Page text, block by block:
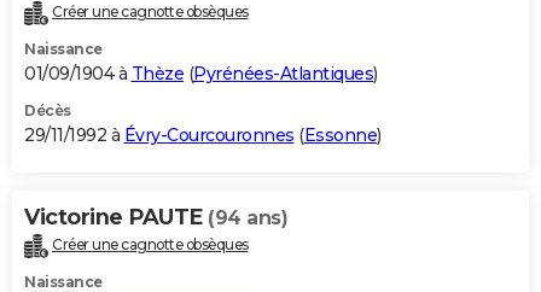
Créer une cagnotte obsèques
Naissance
01/09/1904 à Thèze (Pyrénées-Atlantiques)
Décès
29/11/1992 à Évry-Courcouronnes (Essonne)
Victorine PAUTE (94 ans)
Créer une cagnotte obsèques
Naissance